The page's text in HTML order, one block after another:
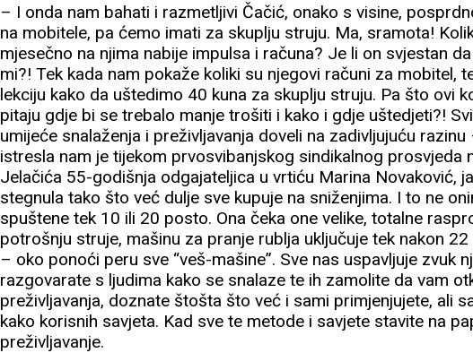
– I onda nam bahati i razmetljivi Čačić, onako s visine,
na mobitele, pa ćemo imati za skuplju struju. Ma, sramota!
mjesečno na njima nabije impulsa i računa? Je li on svjestan
mi?! Tek kada nam pokaže koliki su njegovi računi za mobitel,
lekciju kako da uštedimo 40 kuna za skuplju struju. Pa što ovi
pitaju gdje bi se trebalo manje trošiti i kako i gdje uštedjeti?!
umijeće snalaženja i preživljavanja doveli na zadivljujuću
istresla nam je tijekom prvosvibanjskog sindikalnog prosvjeda
Jelačića 55-godišnja odgajateljica u vrtiću Marina Novaković,
stegnula tako što već dulje sve kupuje na sniženjima. I to ne
spuštene tek 10 ili 20 posto. Ona čeka one velike, totalne
potrošnju struje, mašinu za pranje rublja uključuje tek nakon
– oko ponoći peru sve “veš-mašine”. Sve nas uspavljuje zvuk
razgovarate s ljudima kako se snalaze te ih zamolite da vam
preživljavanja, doznate štošta što već i sami primjenjujete, ali
kako korisnih savjeta. Kad sve te metode i savjete stavite na
preživljavanje.